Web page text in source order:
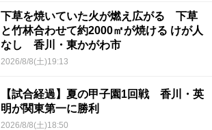
下草を焼いていた火が燃え広がる 下草
と竹林合わせて約2000㎡が焼ける けが人
なし 香川・東かがわ市
2026/8/8(土)19:13
【試合経過】夏の甲子園1回戦 香川・英
明が関東第一に勝利
2026/8/8(土)18:50